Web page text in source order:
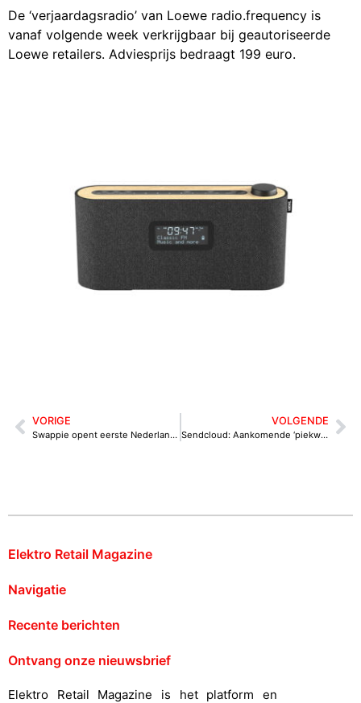
De ‘verjaardagsradio’ van Loewe radio.frequency is
vanaf volgende week verkrijgbaar bij geautoriseerde
Loewe retailers. Adviesprijs bedraagt 199 euro.
VORIGE
Swappie opent eerste Nederlandse inleverpunt voor oude iPhones in Amsterdam
VOLGENDE
Sendcloud: Aankomende ‘piekweken’ toename van aantal pakketten van liefst 63,7 procent
Elektro Retail Magazine
Navigatie
Recente berichten
Ontvang onze nieuwsbrief
Elektro Retail Magazine is het platform en